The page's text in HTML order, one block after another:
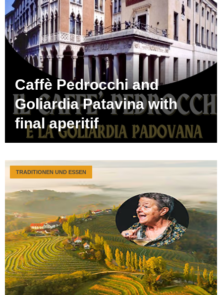
Caffè Pedrocchi and
Goliardia Patavina with
final aperitif
TRADITIONEN UND ESSEN